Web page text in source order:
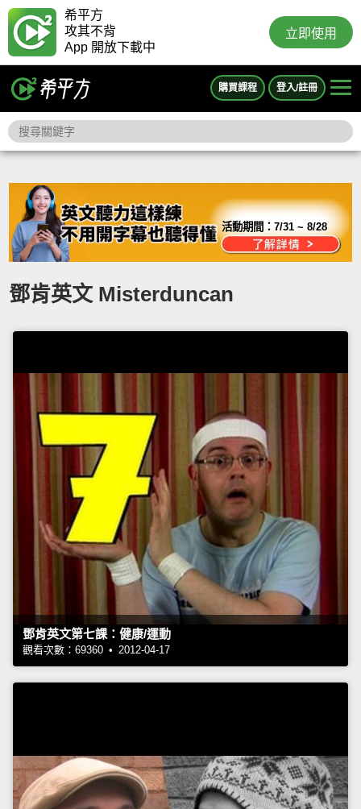
希平方
攻其不背
App 開放下載中
立即使用
購買課程 登入/註冊
活動期間：7/31 ~ 8/28
鄧肯英文 Misterduncan
鄧肯英文第七課：健康/運動
觀看次數：69360 • 2012-04-17